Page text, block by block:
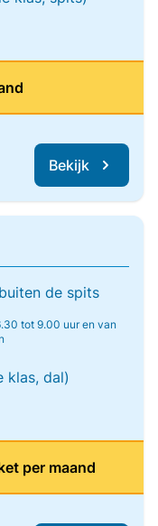
Bekijk
de spits
tot 9.00 uur en van
klas, dal)
per maand